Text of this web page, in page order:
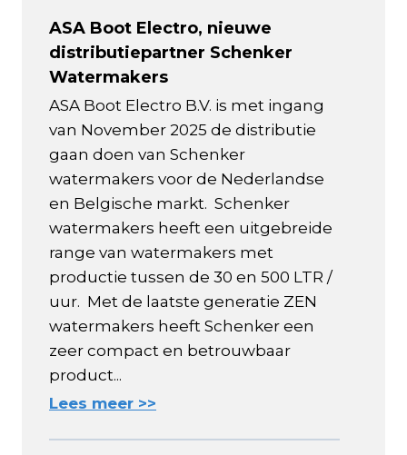
ASA Boot Electro, nieuwe
distributiepartner Schenker
Watermakers
ASA Boot Electro B.V. is met ingang
van November 2025 de distributie
gaan doen van Schenker
watermakers voor de Nederlandse
en Belgische markt. Schenker
watermakers heeft een uitgebreide
range van watermakers met
productie tussen de 30 en 500 LTR /
uur. Met de laatste generatie ZEN
watermakers heeft Schenker een
zeer compact en betrouwbaar
product...
Lees meer >>